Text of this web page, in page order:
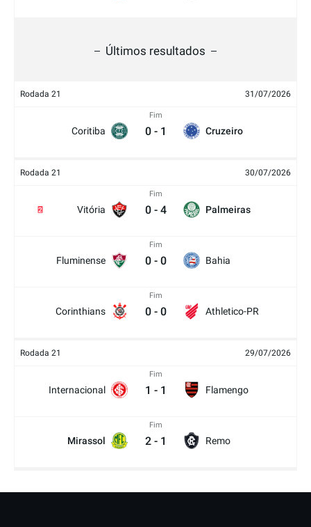
Últimos resultados
Rodada 21 31/07/2026
Coritiba
Fim
0 - 1 Cruzeiro
Rodada 21 30/07/2026
Vitória
2
Fim
0 - 4 Palmeiras
Fluminense
Fim
0 - 0 Bahia
Corinthians
Fim
0 - 0 Athletico-PR
Rodada 21 29/07/2026
Internacional
Fim
1 - 1 Flamengo
Mirassol
Fim
2 - 1 Remo